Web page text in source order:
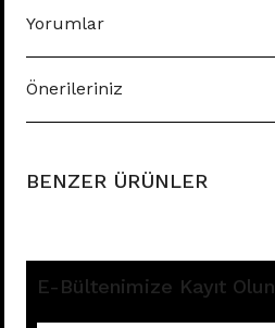
Yorumlar
Önerileriniz
BENZER ÜRÜNLER
E-Bültenimize Kayıt Olun